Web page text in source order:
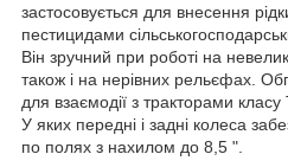
застосовується для внесення
пестицидами
Він зручний при роботі на
також і на нерівних рельєфах.
для взаємодії з тракторами
У яких передні і задні колеса
по полях з нахилом до 8,5 ".